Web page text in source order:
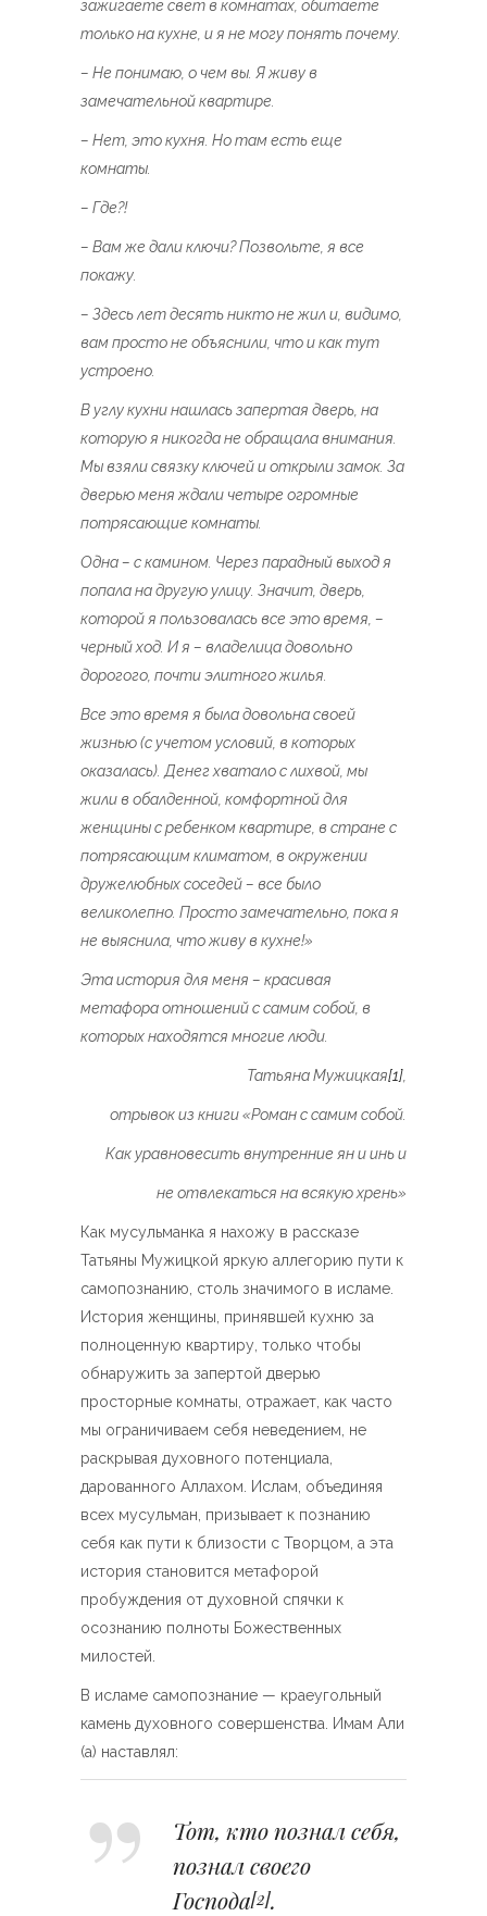
зажигаете свет в комнатах, обитаете
только на кухне, и я не могу понять почему.
– Не понимаю, о чем вы. Я живу в
замечательной квартире.
– Нет, это кухня. Но там есть еще
комнаты.
– Где?!
– Вам же дали ключи? Позвольте, я все
покажу.
– Здесь лет десять никто не жил и, видимо,
вам просто не объяснили, что и как тут
устроено.
В углу кухни нашлась запертая дверь, на
которую я никогда не обращала внимания.
Мы взяли связку ключей и открыли замок. За
дверью меня ждали четыре огромные
потрясающие комнаты.
Одна – с камином. Через парадный выход я
попала на другую улицу. Значит, дверь,
которой я пользовалась все это время, –
черный ход. И я – владелица довольно
дорогого, почти элитного жилья.
Все это время я была довольна своей
жизнью (с учетом условий, в которых
оказалась). Денег хватало с лихвой, мы
жили в обалденной, комфортной для
женщины с ребенком квартире, в стране с
потрясающим климатом, в окружении
дружелюбных соседей – все было
великолепно. Просто замечательно, пока я
не выяснила, что живу в кухне!»
Эта история для меня – красивая
метафора отношений с самим собой, в
которых находятся многие люди.
Татьяна Мужицкая[1]
отрывок из книги «Роман с самим собой.
Как уравновесить внутренние ян и инь и
не отвлекаться на всякую хрень»
Как мусульманка я нахожу в рассказе
Татьяны Мужицкой яркую аллегорию пути к
самопознанию, столь значимого в исламе.
История женщины, принявшей кухню за
полноценную квартиру, только чтобы
обнаружить за запертой дверью
просторные комнаты, отражает, как часто
мы ограничиваем себя неведением, не
раскрывая духовного потенциала,
дарованного Аллахом. Ислам, объединяя
всех мусульман, призывает к познанию
себя как пути к близости с Творцом, а эта
история становится метафорой
пробуждения от духовной спячки к
осознанию полноты Божественных
милостей.
В исламе самопознание — краеугольный
камень духовного совершенства. Имам Али
(а) наставлял:
Тот, кто познал себя,
познал своего
Господа[2].